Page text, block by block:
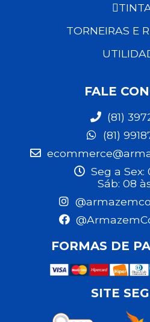
TORNEIRAS E
FALE
(81)
(81)
Seg a Sex:
Sáb: 08
FORMAS DE
SITE